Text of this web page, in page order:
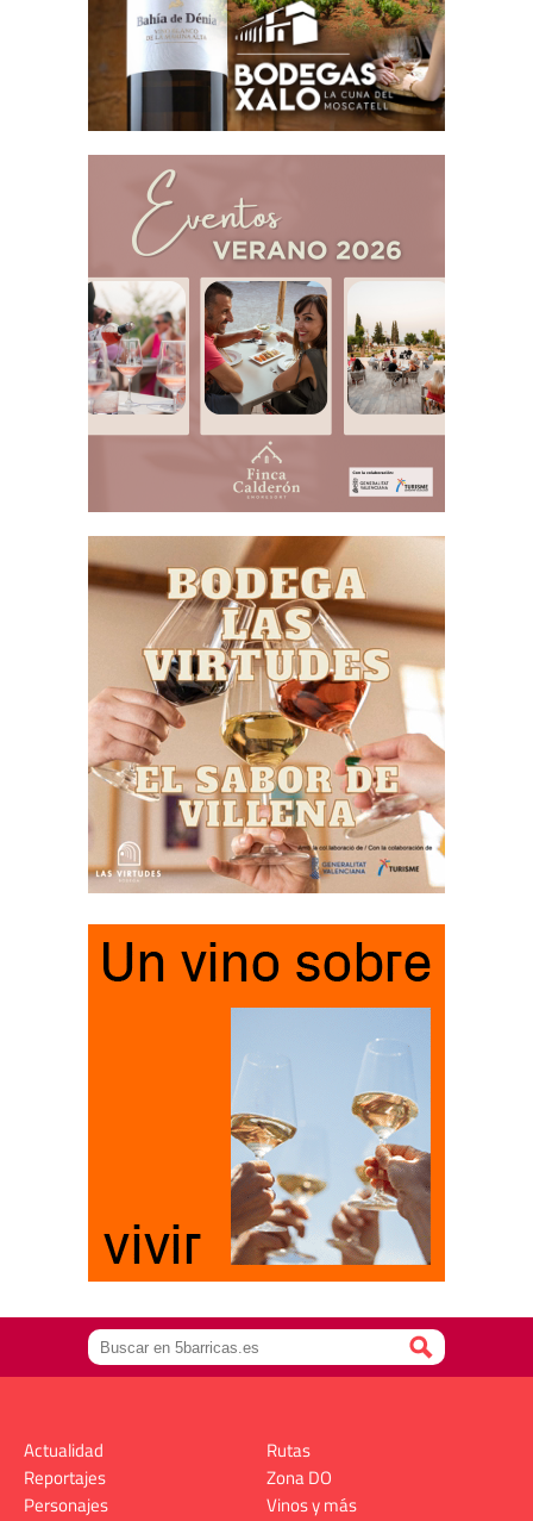
Actualidad
Reportajes
Personajes
Rutas
Zona DO
Vinos y más